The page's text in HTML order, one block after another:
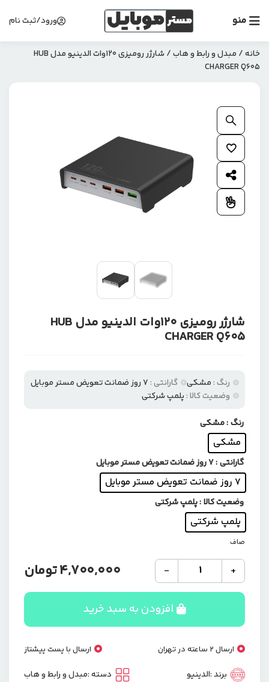
منو ورود/ثبت نام
خانه/ مبدل و رابط و هاب
/ شارژر رومیزی 120وات الدینیو مدل HUB
CHARGER Q605
شارژر رومیزی 120وات الدینیو مدل HUB
CHARGER Q605
رنگ : مشکی گارانتی : ۷ روز ضمانت تعویض مستر موبایل
وضعیت کالا : پلمپ شرکتی
رنگ: مشکی
مشکی
گارانتی: ۷ روز ضمانت تعویض مستر موبایل
۷ روز ضمانت تعویض مستر موبایل
وضعیت کالا: پلمپ شرکتی
پلمپ شرکتی
صاف
+شارژر
رومیزی
120وات
مدل
HUB
CHARGER
Q605
عدد
-
4,700,000تومان
افزودن به سبد خرید
ارسال 2 ساعته در تهران ارسال با پست پیشتاز
برند :الدینیو دسته :مبدل و رابط و هاب
افزودن به علاقمندی ها
اشتراک گذاری محصول
افزودن به مقایسه